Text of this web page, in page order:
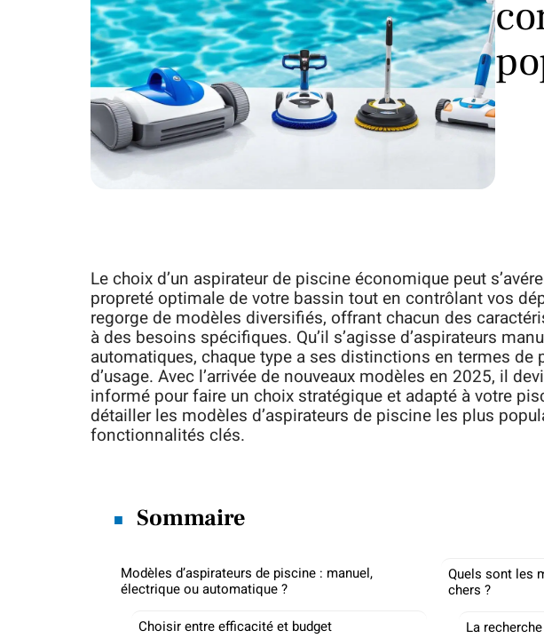
Le choix d’un aspirateur de piscine économique peut
propreté optimale de votre bassin tout en contrôlant vos
regorge de modèles diversifiés, offrant chacun des
à des besoins spécifiques. Qu’il s’agisse d’aspirateurs
automatiques, chaque type a ses distinctions en termes de
d’usage. Avec l’arrivée de nouveaux modèles en 2025, il
informé pour faire un choix stratégique et adapté à votre
détailler les modèles d’aspirateurs de piscine les plus
fonctionnalités clés.
Sommaire
Modèles d’aspirateurs de piscine : manuel,
électrique ou automatique ?
Choisir entre efficacité et budget
Quels sont les
chers ?
La